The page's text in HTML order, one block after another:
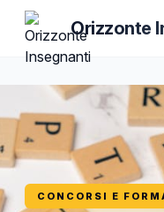
Orizzonte
CONCORSI E